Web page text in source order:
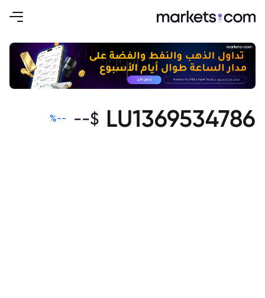
LU1369534786
$
--
--
%